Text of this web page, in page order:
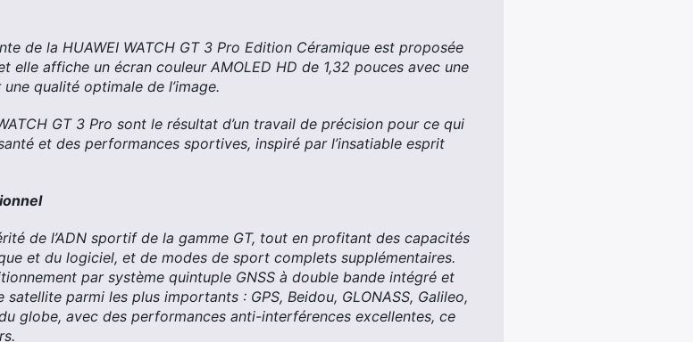
de la HUAWEI WATCH GT 3 Pro Edition Céramique est proposée
elle affiche un écran couleur AMOLED HD de 1,32 pouces avec une
qualité optimale de l’image.
GT 3 Pro sont le résultat d’un travail de précision pour ce qui
et des performances sportives, inspiré par l’insatiable esprit
de l’ADN sportif de la gamme GT, tout en profitant des capacités
et du logiciel, et de modes de sport complets supplémentaires.
par système quintuple GNSS à double bande intégré et
parmi les plus importants : GPS, Beidou, GLONASS, Galileo,
globe, avec des performances anti-interférences excellentes, ce